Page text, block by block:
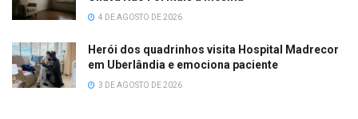
4 DE AGOSTO DE 2026
Herói dos quadrinhos visita Hospital Madrecor
em Uberlândia e emociona paciente
3 DE AGOSTO DE 2026